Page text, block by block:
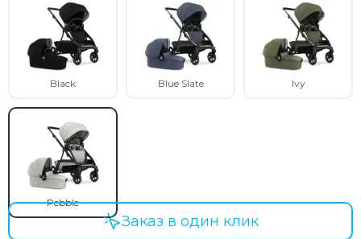
Black Blue Slate Ivy
Pebble
Заказ в один клик